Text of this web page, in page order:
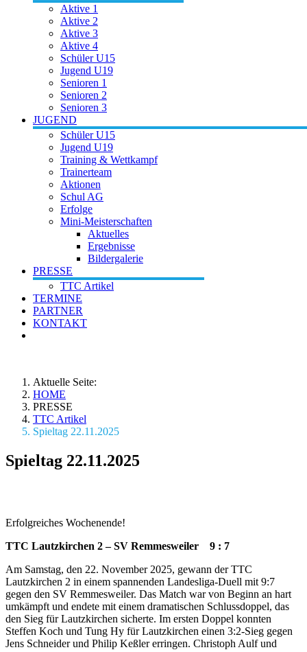
Aktive 1
Aktive 2
Aktive 3
Aktive 4
Schüler U15
Jugend U19
Senioren 1
Senioren 2
Senioren 3
JUGEND
Schüler U15
Jugend U19
Training & Wettkampf
Trainerteam
Aktionen
Schul AG
Erfolge
Mini-Meisterschaften
Aktuelles
Ergebnisse
Bildergalerie
PRESSE
TTC Artikel
TERMINE
PARTNER
KONTAKT
Aktuelle Seite:
HOME
PRESSE
TTC Artikel
Spieltag 22.11.2025
Spieltag 22.11.2025
Erfolgreiches Wochenende!
TTC Lautzkirchen 2 – SV Remmesweiler 9 : 7
Am Samstag, den 22. November 2025, gewann der TTC
Lautzkirchen 2 in einem spannenden Landesliga-Duell mit 9:7
gegen den SV Remmesweiler. Das Match war von Beginn an hart
umkämpft und endete mit einem dramatischen Schlussdoppel, das
den Sieg für Lautzkirchen sicherte. Im ersten Doppel konnten
Steffen Koch und Tung Hy für Lautzkirchen einen 3:2-Sieg gegen
Jens Schneider und Philip Keßler erringen. Christoph Aulf und